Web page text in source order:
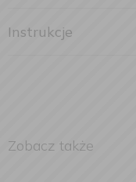
Instrukcje
Zobacz także